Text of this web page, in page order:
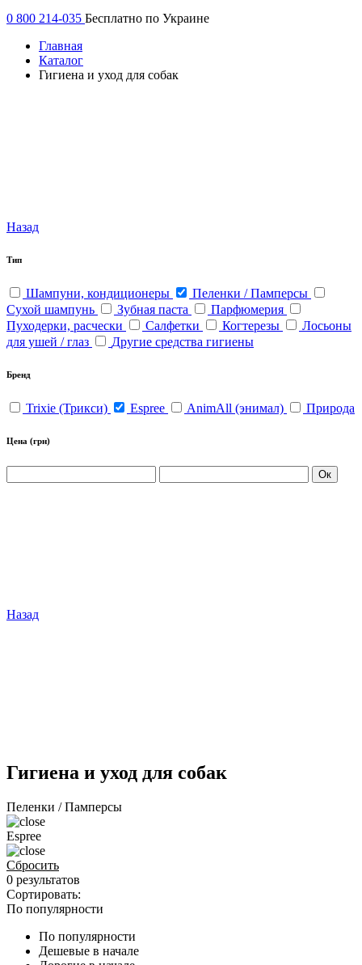
0 800 214-035 Бесплатно по Украине
Главная
Каталог
Гигиена и уход для собак
Назад
Тип
Шампуни, кондиционеры
Пеленки / Памперсы
Сухой шампунь
Зубная паста
Парфюмерия
Пуходерки, расчески
Салфетки Когтерезы
Лосьоны
для ушей / глаз
Другие средства гигиены
Бренд
Trixie (Трикси) Espree AnimAll (энимал) Природа
Цена (грн)
Ок
Назад
Гигиена и уход для собак
Пеленки / Памперсы
Espree
Сбросить
0 результатов
Сортировать:
По популярности
По популярности
Дешевые в начале